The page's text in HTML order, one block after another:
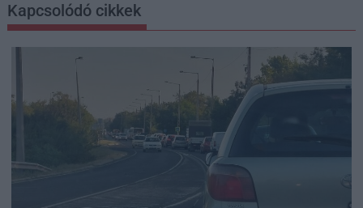
Kapcsolódó cikkek